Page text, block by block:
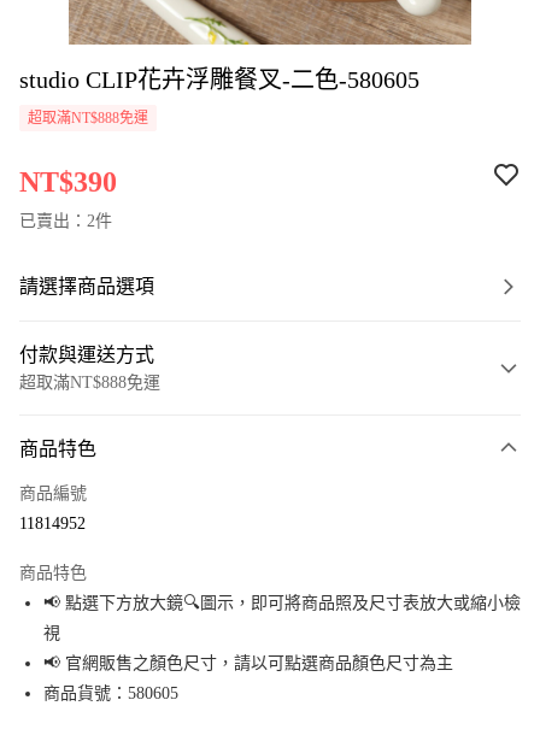
studio CLIP花卉浮雕餐叉-二色-580605
超取滿NT$888免運
NT$390
已賣出：2件
請選擇商品選項
付款與運送方式
超取滿NT$888免運
信用卡一次付款
Apple Pay
街口支付
悠遊付
商品特色
商品編號
11814952
商品特色
📢 點選下方放大鏡🔍圖示，即可將商品照及尺寸表放大或縮小檢
視
📢 官網販售之顏色尺寸，請以可點選商品顏色尺寸為主
商品貨號：580605